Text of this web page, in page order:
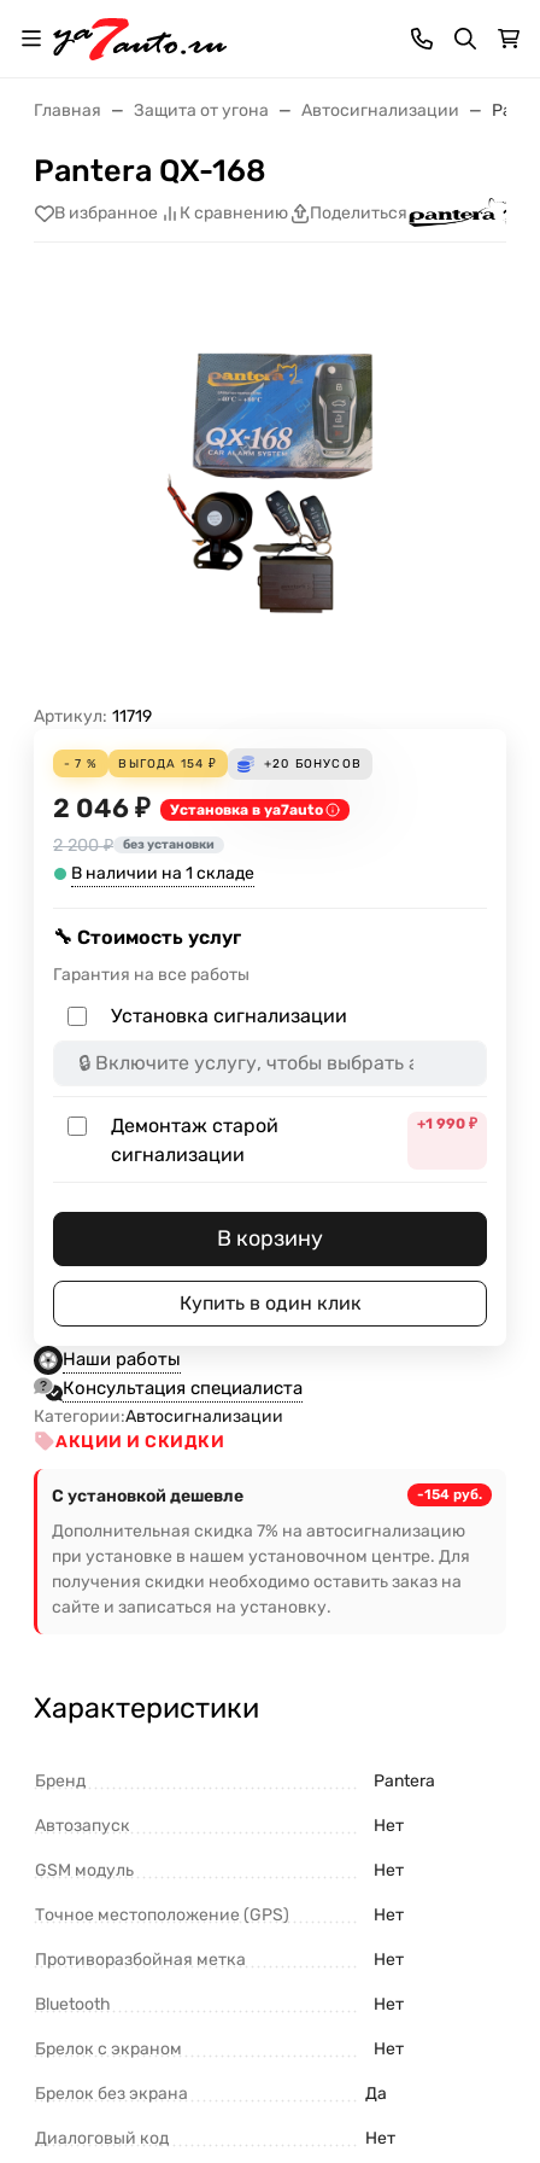
Главная Защита от угона Автосигнализации
Pantera QX-168
В избранное К сравнению Поделиться
Артикул: 11719
- 7 % ВЫГОДА 154 ₽ +20 БОНУСОВ
2 046 ₽ Установка в ya7auto
2 200 ₽ без установки
В наличии на 1 складе
🔧 Стоимость услуг
Гарантия на все работы
Установка сигнализации
Демонтаж старой
сигнализации
+1 990₽
В корзину
Купить в один клик
Наши работы
Консультация специалиста
Категории:Автосигнализации
АКЦИИ И СКИДКИ
С установкой дешевле -154 руб.
Дополнительная скидка 7% на автосигнализацию
при установке в нашем установочном центре. Для
получения скидки необходимо оставить заказ на
сайте и записаться на установку.
Характеристики
Бренд Pantera
Автозапуск Нет
GSM модуль Нет
Точное местоположение (GPS) Нет
Противоразбойная метка Нет
Bluetooth Нет
Брелок с экраном Нет
Брелок без экрана Да
Диалоговый код Нет